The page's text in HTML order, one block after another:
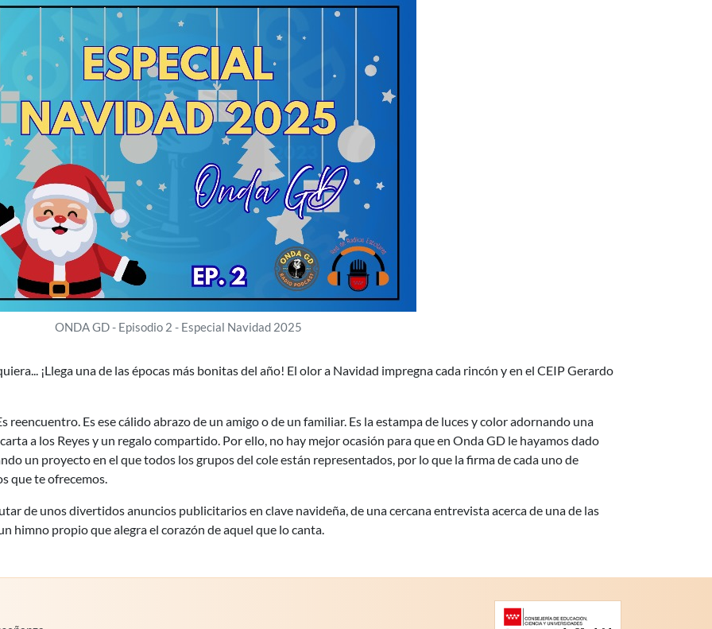
ONDA GD - Episodio 2 - Especial Navidad 2025
¡Llega una de las épocas más bonitas del año! El olor a Navidad impregna cada rincón y en el CEIP Gerardo
reencuentro. Es ese cálido abrazo de un amigo o de un familiar. Es la estampa de luces y color adornando una
a los Reyes y un regalo compartido. Por ello, no hay mejor ocasión para que en Onda GD le hayamos dado
un proyecto en el que todos los grupos del cole están representados, por lo que la firma de cada uno de
que te ofrecemos.
de unos divertidos anuncios publicitarios en clave navideña, de una cercana entrevista acerca de una de las
himno propio que alegra el corazón de aquel que lo canta.